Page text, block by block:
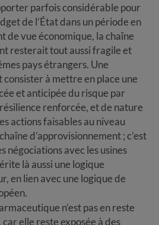
parfois considérable pour
de l’État dans un période en
de vue économique, la chaîne
resterait tout aussi fragile et
pays étrangers. Une
à mettre en place une
et anticipée du risque par
renforcée, et de nature
actions faisables au niveau
d’approvisionnement ; c’est
négociations avec les usines
là aussi une logique
en lien avec une logique de
n’est pas en reste
elle reste exposée à des